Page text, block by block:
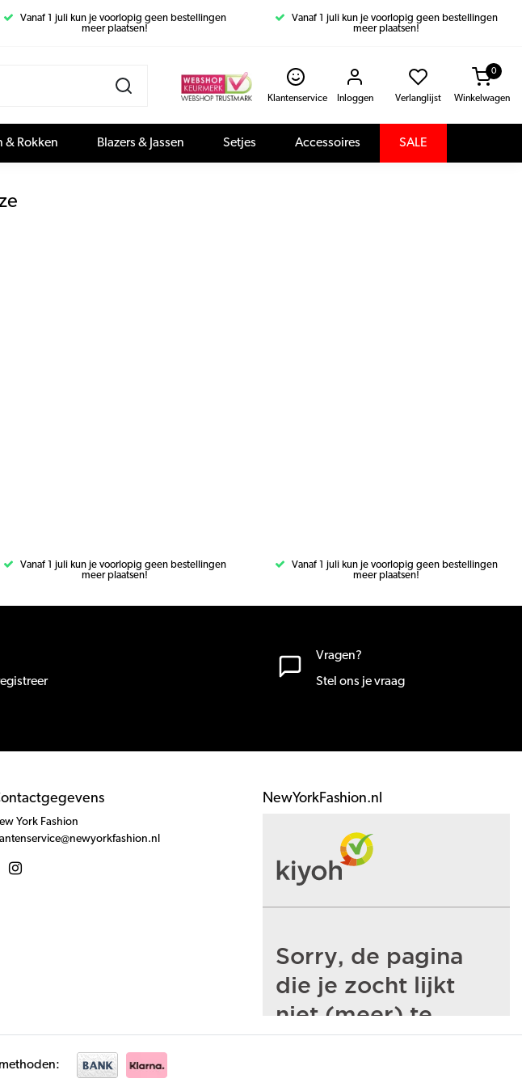
Vanaf 1 juli kun je voorlopig geen bestellingen
meer plaatsen!
Vanaf 1 juli kun je voorlopig geen bestellingen
meer plaatsen!
Klantenservice Inloggen Verlanglijst Winkelwagen
0
& Rokken Blazers & Jassen Setjes Accessoires SALE
Vanaf 1 juli kun je voorlopig geen bestellingen
meer plaatsen!
Vanaf 1 juli kun je voorlopig geen bestellingen
meer plaatsen!
Vragen?
Stel ons je vraag
York Fashion
NewYorkFashion.nl